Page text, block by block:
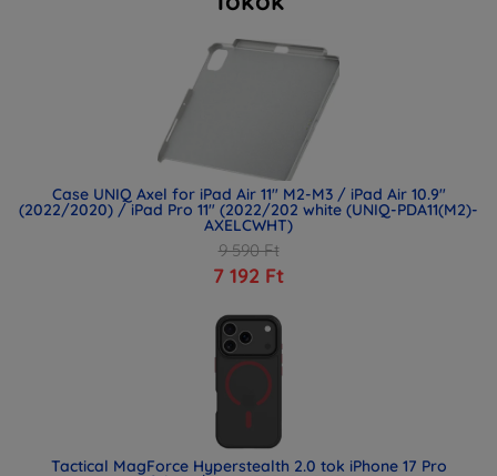
Case UNIQ Axel for iPad Air 11" M2-M3 / iPad Air 10.9"
(2022/2020) / iPad Pro 11" (2022/202 white (UNIQ-PDA11(M2)-
AXELCWHT)
9 590 Ft
7 192 Ft
Tactical MagForce Hyperstealth 2.0 tok iPhone 17 Pro